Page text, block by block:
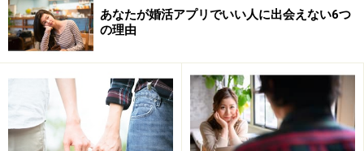
あなたが婚活アプリでいい人に出会えない6つ
の理由